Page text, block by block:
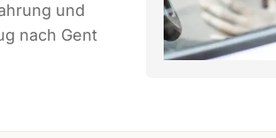
und
nach Gent